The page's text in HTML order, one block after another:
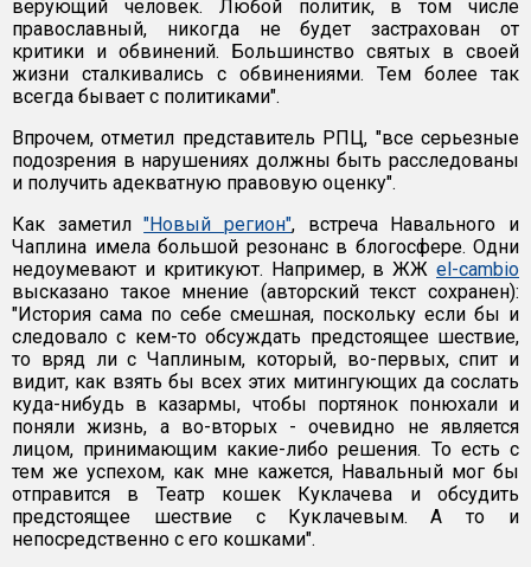
верующий человек. Любой политик, в том числе
православный, никогда не будет застрахован от
критики и обвинений. Большинство святых в своей
жизни сталкивались с обвинениями. Тем более так
всегда бывает с политиками".
Впрочем, отметил представитель РПЦ, "все серьезные
подозрения в нарушениях должны быть расследованы
и получить адекватную правовую оценку".
Как заметил"Новый регион", встреча Навального и
Чаплина имела большой резонанс в блогосфере. Одни
недоумевают и критикуют. Например, в ЖЖ el-cambio
высказано такое мнение (авторский текст сохранен):
"История сама по себе смешная, поскольку если бы и
следовало с кем-то обсуждать предстоящее шествие,
то вряд ли с Чаплиным, который, во-первых, спит и
видит, как взять бы всех этих митингующих да сослать
куда-нибудь в казармы, чтобы портянок понюхали и
поняли жизнь, а во-вторых - очевидно не является
лицом, принимающим какие-либо решения. То есть с
тем же успехом, как мне кажется, Навальный мог бы
отправится в Театр кошек Куклачева и обсудить
предстоящее шествие с Куклачевым. А то и
непосредственно с его кошками".